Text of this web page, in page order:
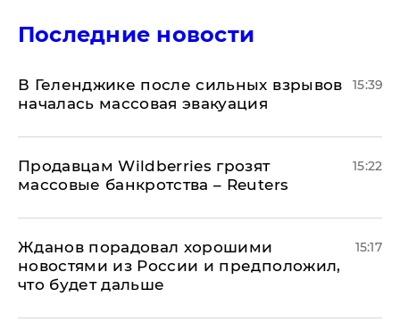
Последние новости
В Геленджике после сильных взрывов
началась массовая эвакуация
15:39
Продавцам Wildberries грозят
массовые банкротства – Reuters
15:22
Жданов порадовал хорошими
новостями из России и предположил,
что будет дальше
15:17